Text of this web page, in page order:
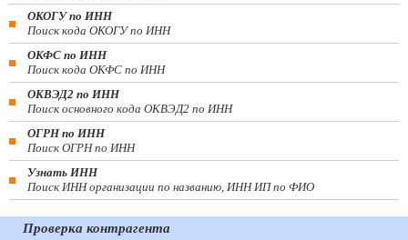
ОКОГУ по ИНН
Поиск кода ОКОГУ по ИНН
ОКФС по ИНН
Поиск кода ОКФС по ИНН
ОКВЭД2 по ИНН
Поиск основного кода ОКВЭД2 по ИНН
ОГРН по ИНН
Поиск ОГРН по ИНН
Узнать ИНН
Поиск ИНН организации по названию, ИНН ИП по ФИО
Проверка контрагента